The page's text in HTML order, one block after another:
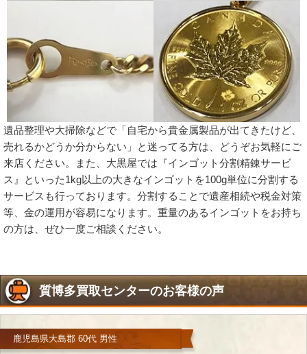
遺品整理や大掃除などで「自宅から貴金属製品が出てきたけど、
売れるかどうか分からない」と迷ってる方は、どうぞお気軽にご
来店ください。また、大黒屋では『インゴット分割精錬サービ
ス』といった1kg以上の大きなインゴットを100g単位に分割する
サービスも行っております。分割することで遺産相続や税金対策
等、金の運用が容易になります。重量のあるインゴットをお持ち
の方は、ぜひ一度ご相談ください。
質博多買取センターのお客様の声
鹿児島県大島郡 60代 男性